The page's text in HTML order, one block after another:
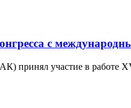
с
принял участие в работе